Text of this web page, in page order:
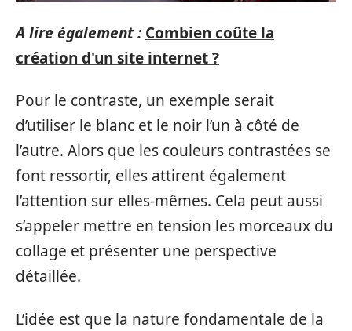
A lire également : Combien coûte la
création d'un site internet ?
Pour le contraste, un exemple serait
d’utiliser le blanc et le noir l’un à côté de
l’autre. Alors que les couleurs contrastées se
font ressortir, elles attirent également
l’attention sur elles-mêmes. Cela peut aussi
s’appeler mettre en tension les morceaux du
collage et présenter une perspective
détaillée.
L’idée est que la nature fondamentale de la